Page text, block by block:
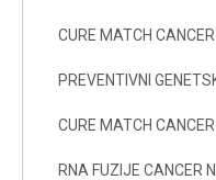
CURE MATCH
PREVENTIVNI
CURE MATCH
RNA FUZIJE CANCER